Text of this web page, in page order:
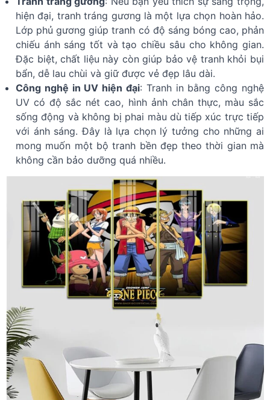
hiện đại, tranh tráng gương là một lựa chọn hoàn hảo.
Lớp phủ gương giúp tranh có độ sáng bóng cao, phản
chiếu ánh sáng tốt và tạo chiều sâu cho không gian.
Đặc biệt, chất liệu này còn giúp bảo vệ tranh khỏi bụi
bẩn, dễ lau chùi và giữ được vẻ đẹp lâu dài.
Công nghệ in UV hiện đại: Tranh in bằng công nghệ
UV có độ sắc nét cao, hình ảnh chân thực, màu sắc
sống động và không bị phai màu dù tiếp xúc trực tiếp
với ánh sáng. Đây là lựa chọn lý tưởng cho những ai
mong muốn một bộ tranh bền đẹp theo thời gian mà
không cần bảo dưỡng quá nhiều.